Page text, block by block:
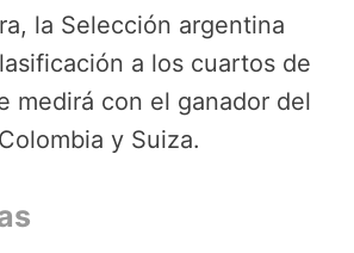
la Selección argentina
a los cuartos de
medirá con el ganador del
y Suiza.